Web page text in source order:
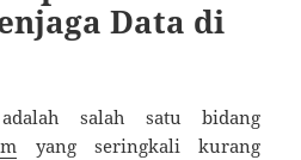
Data di
salah satu bidang
yang seringkali kurang